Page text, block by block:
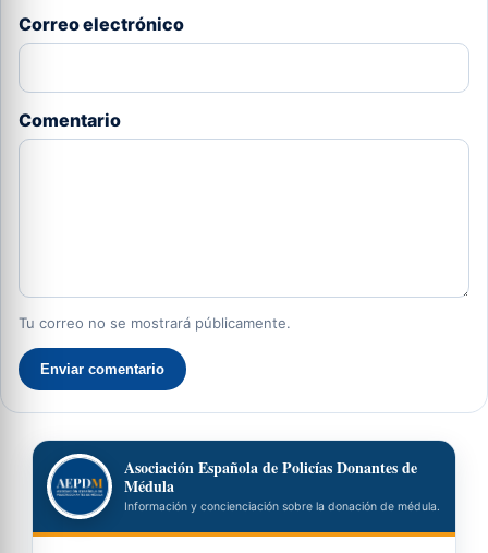
Correo electrónico
Comentario
Tu correo no se mostrará públicamente.
Enviar comentario
Asociación Española de Policías Donantes de
Médula
Información y concienciación sobre la donación de médula.